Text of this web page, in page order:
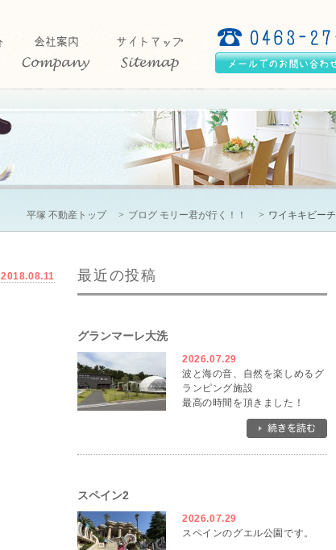
平塚 不動産トップ ブログ モリー君が行く！！ ワイキキビーチ
2018.08.11 最近の投稿
グランマーレ大洗
2026.07.29
波と海の音、自然を楽しめるグ
ランピング施設
最高の時間を頂きました！
スペイン2
2026.07.29
スペインのグエル公園です。